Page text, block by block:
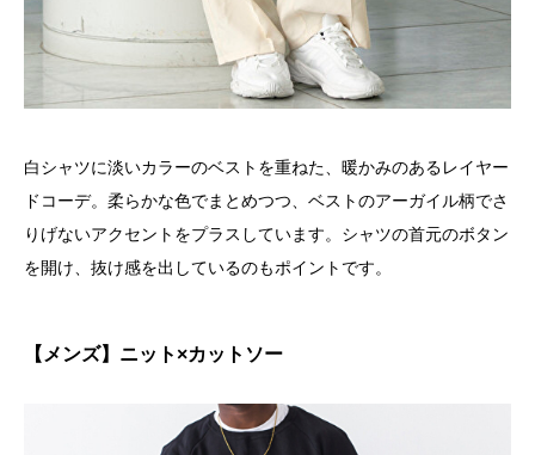
白シャツに淡いカラーのベストを重ねた、暖かみのあるレイヤー
ドコーデ。柔らかな色でまとめつつ、ベストのアーガイル柄でさ
りげないアクセントをプラスしています。シャツの首元のボタン
を開け、抜け感を出しているのもポイントです。
【メンズ】ニット×カットソー